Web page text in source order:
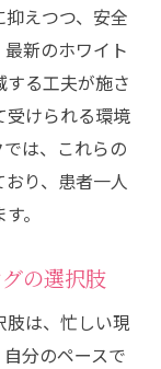
えつつ、安全
新のホワイト
る工夫が施さ
受けられる環境
は、これらの
り、患者一人
。
の選択肢
肢は、忙しい現
分のペースで